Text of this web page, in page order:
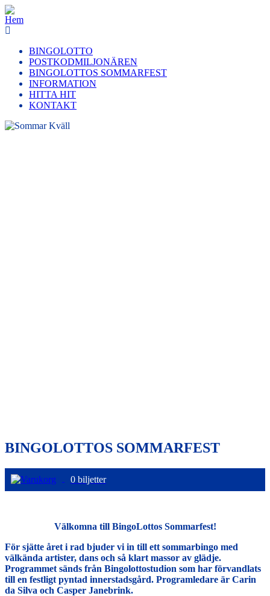
Hoppa
till
huvudinnehåll
Main
navigation
BINGOLOTTO
POSTKODMILJONÄREN
BINGOLOTTOS SOMMARFEST
INFORMATION
HITTA HIT
KONTAKT
BINGOLOTTOS SOMMARFEST
0 biljetter
Välkomna till BingoLottos Sommarfest!
För sjätte året i rad bjuder vi in till ett sommarbingo med
välkända artister, dans och så klart massor av glädje.
Programmet sänds från Bingolottostudion som har förvandlats
till en festligt pyntad innerstadsgård. Programledare är Carin
da Silva och Casper Janebrink.